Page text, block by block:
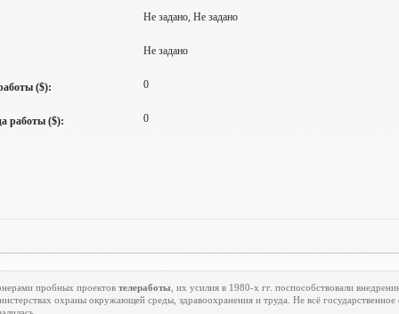
Не задано, Не задано
Не задано
($): 0
работы ($): 0
пробных проектов телеработы , их усилия в 1980-х гг. поспособствовали
охраны окружающей среды, здравоохранения и труда. Не всё государственное